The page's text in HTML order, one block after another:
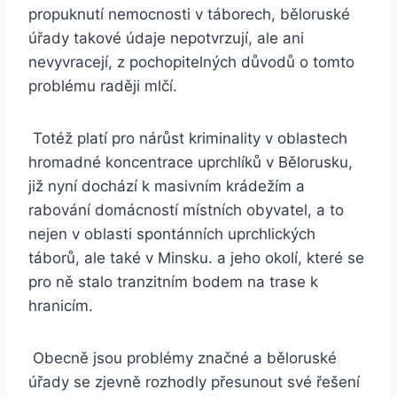
propuknutí nemocnosti v táborech, běloruské
úřady takové údaje nepotvrzují, ale ani
nevyvracejí, z pochopitelných důvodů o tomto
problému raději mlčí.
Totéž platí pro nárůst kriminality v oblastech
hromadné koncentrace uprchlíků v Bělorusku,
již nyní dochází k masivním krádežím a
rabování domácností místních obyvatel, a to
nejen v oblasti spontánních uprchlických
táborů, ale také v Minsku. a jeho okolí, které se
pro ně stalo tranzitním bodem na trase k
hranicím.
Obecně jsou problémy značné a běloruské
úřady se zjevně rozhodly přesunout své řešení